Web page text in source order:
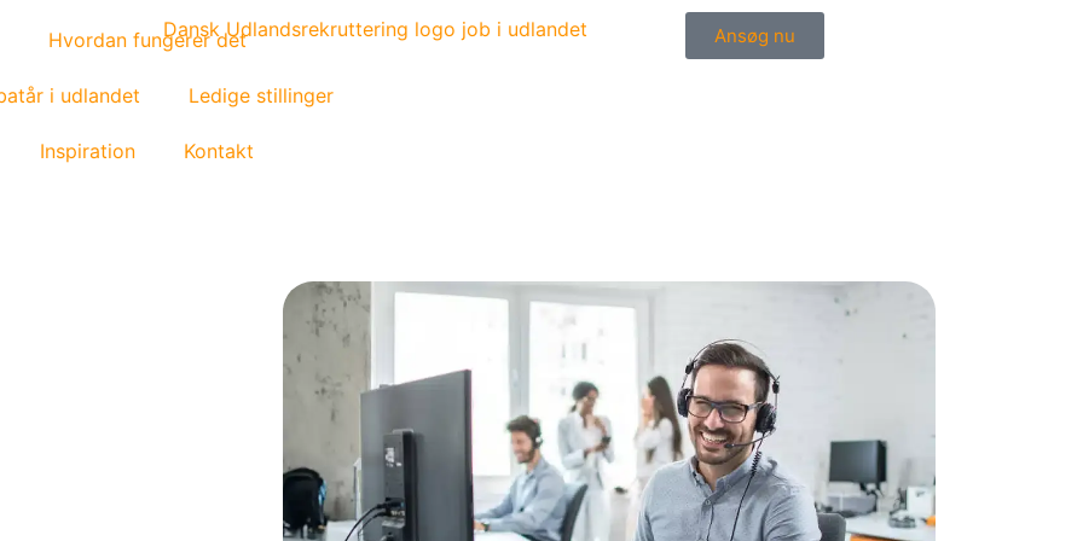
Hvordan fungerer det
i udlandet Ledige stillinger
Inspiration Kontakt
Ansøg nu